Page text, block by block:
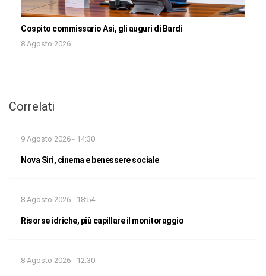
Cospito commissario Asi, gli auguri di Bardi
8 Agosto 2026
Correlati
9 Agosto 2026 - 14:30
Nova Siri, cinema e benessere sociale
8 Agosto 2026 - 18:54
Risorse idriche, più capillare il monitoraggio
8 Agosto 2026 - 12:30